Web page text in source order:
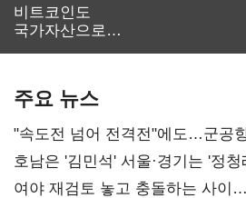
비트코인도
국가자산으로…'
주요 뉴스
"속도전 넘어 전격전"에도…군공
52시간까지 '뇌관'
호남은 '김민석' 서울·경기는 '정
'안갯속'
여야 재검토 놓고 충돌하는 사이